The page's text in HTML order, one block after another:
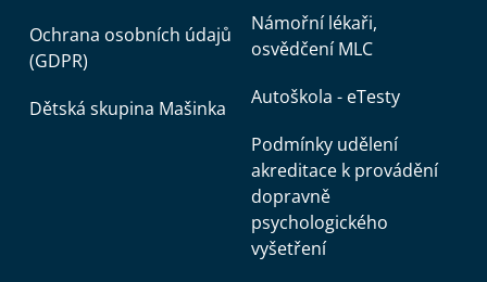
Ochrana osobních údajů
(GDPR)
Dětská skupina Mašinka
Námořní lékaři,
osvědčení MLC
Autoškola - eTesty
Podmínky udělení
akreditace k provádění
dopravně
psychologického
vyšetření